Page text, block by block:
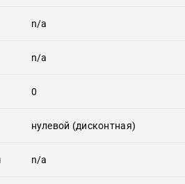
n/a
n/a
0
нулевой (дисконтная)
n/a